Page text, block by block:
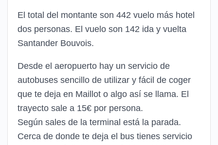
El total del montante son 442 vuelo más hotel
dos personas. El vuelo son 142 ida y vuelta
Santander Bouvois.
Desde el aeropuerto hay un servicio de
autobuses sencillo de utilizar y fácil de coger
que te deja en Maillot o algo así se llama. El
trayecto sale a 15€ por persona.
Según sales de la terminal está la parada.
Cerca de donde te deja el bus tienes servicio